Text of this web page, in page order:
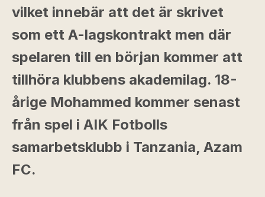
vilket innebär att det är skrivet
som ett A-lagskontrakt men där
spelaren till en början kommer att
tillhöra klubbens akademilag. 18-
årige Mohammed kommer senast
från spel i AIK Fotbolls
samarbetsklubb i Tanzania, Azam
FC.